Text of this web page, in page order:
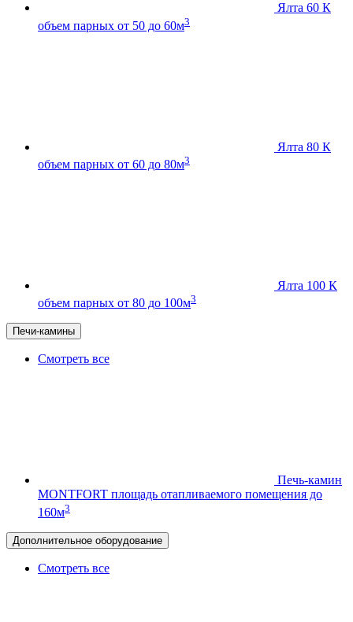
Ялта 60 К
объем парных от 50 до 60м3
Ялта 80 К
объем парных от 60 до 80м3
Ялта 100 К
объем парных от 80 до 100м3
Печи-камины
Смотреть все
Печь-камин
MONTFORT площадь отапливаемого помещения до
160м3
Дополнительное оборудование
Смотреть все